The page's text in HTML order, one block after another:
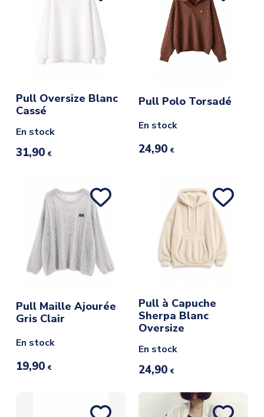
Pull Oversize Blanc
Cassé
En stock
31,90 €
Pull Polo Torsadé
En stock
24,90 €
Pull Maille Ajourée
Gris Clair
En stock
19,90 €
Pull à Capuche
Sherpa Blanc
Oversize
En stock
24,90 €